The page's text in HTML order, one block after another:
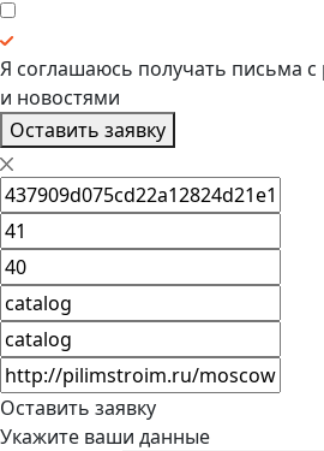
Я соглашаюсь получать письма
и новостями
Оставить заявку
Оставить заявку
Укажите ваши данные